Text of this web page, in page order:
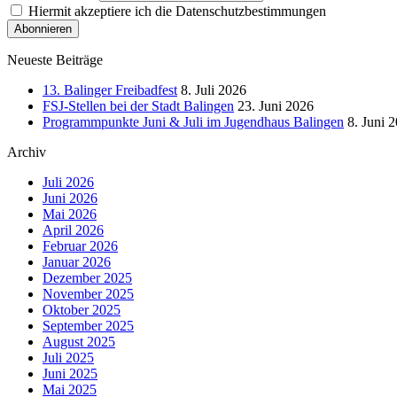
Hiermit akzeptiere ich die Datenschutzbestimmungen
Neueste Beiträge
13. Balinger Freibadfest 8. Juli 2026
FSJ-Stellen bei der Stadt Balingen 23. Juni 2026
Programmpunkte Juni & Juli im Jugendhaus Balingen 8. Juni
Archiv
Juli 2026
Juni 2026
Mai 2026
April 2026
Februar 2026
Januar 2026
Dezember 2025
November 2025
Oktober 2025
September 2025
August 2025
Juli 2025
Juni 2025
Mai 2025